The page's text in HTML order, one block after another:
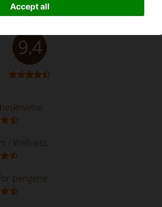
Accept all
9.4
/ Wellness
pengene